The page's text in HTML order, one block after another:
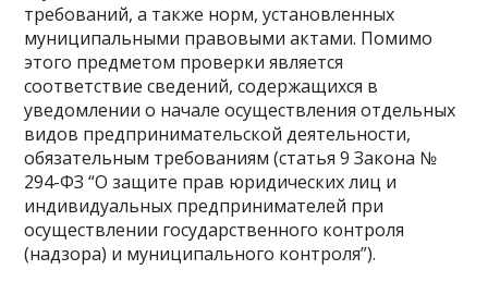
требований, а также норм, установленных
муниципальными правовыми актами. Помимо
этого предметом проверки является
соответствие сведений, содержащихся в
уведомлении о начале осуществления отдельных
видов предпринимательской деятельности,
обязательным требованиям (статья 9 Закона №
294-ФЗ “О защите прав юридических лиц и
индивидуальных предпринимателей при
осуществлении государственного контроля
(надзора) и муниципального контроля”).